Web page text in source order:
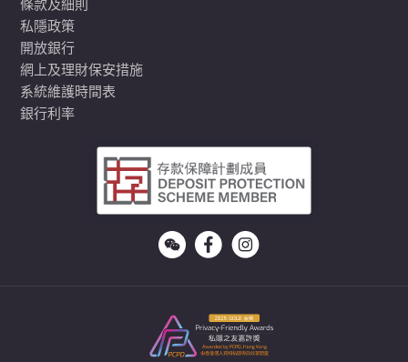
條款及細則
私隱政策
開放銀行
網上及理財保安措施
系統維護時間表
銀行利率